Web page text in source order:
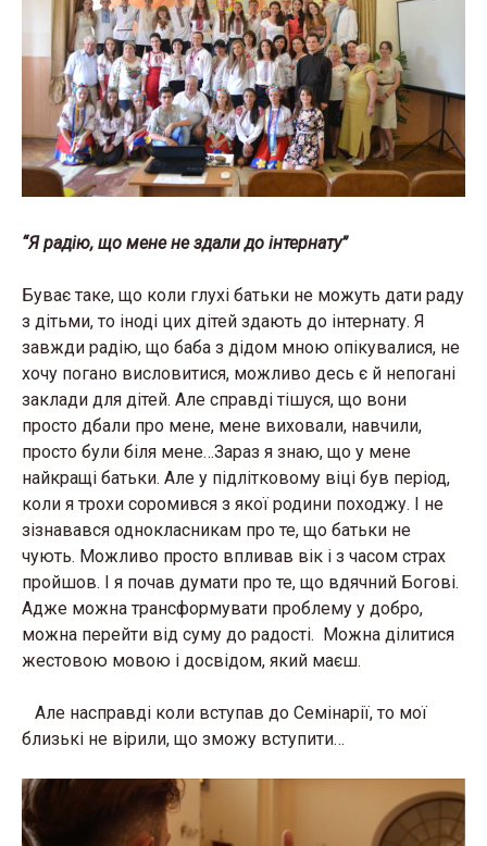
“Я радію, що мене не здали до інтернату”
Буває таке, що коли глухі батьки не можуть дати раду
з дітьми, то іноді цих дітей здають до інтернату. Я
завжди радію, що баба з дідом мною опікувалися, не
хочу погано висловитися, можливо десь є й непогані
заклади для дітей. Але справді тішуся, що вони
просто дбали про мене, мене виховали, навчили,
просто були біля мене…Зараз я знаю, що у мене
найкращі батьки. Але у підлітковому віці був період,
коли я трохи соромився з якої родини походжу. І не
зізнавався однокласникам про те, що батьки не
чують. Можливо просто впливав вік і з часом страх
пройшов. І я почав думати про те, що вдячний Богові.
Адже можна трансформувати проблему у добро,
можна перейти від суму до радості. Можна ділитися
жестовою мовою і досвідом, який маєш.
Але насправді коли вступав до Семінарії, то мої
близькі не вірили, що зможу вступити…